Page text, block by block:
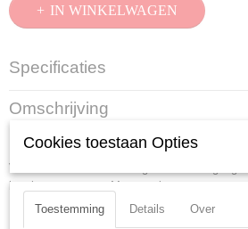
IN WINKELWAGEN
Specificaties
Productcode
45 21 200
EAN code
Productcode leverancier
45 21 200
Omschrijving
Montagetangen gebruineerd, met kunststof
Voor het monteren van ringveren en
borging van assen. Met openingsveer.
Lengte: 200 mm
Cookies toestaan Opties
Toestemming Details Over